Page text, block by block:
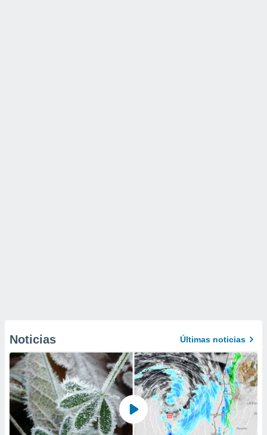
Noticias Últimas noticias